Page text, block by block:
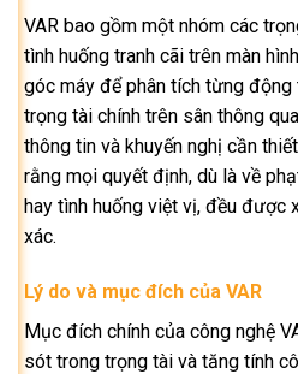
VAR bao gồm một nhóm các
tình huống tranh cãi trên màn
góc máy để phân tích từng
trọng tài chính trên sân thông
thông tin và khuyến nghị cần
rằng mọi quyết định, dù là về
hay tình huống việt vị, đều được
xác.
Lý do và mục đích của VAR
Mục đích chính của công nghệ
sót trong trọng tài và tăng tính